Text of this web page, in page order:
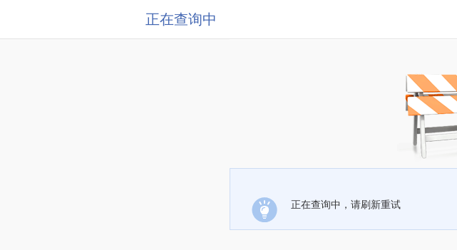
正在查询中
正在查询中，请刷新重试